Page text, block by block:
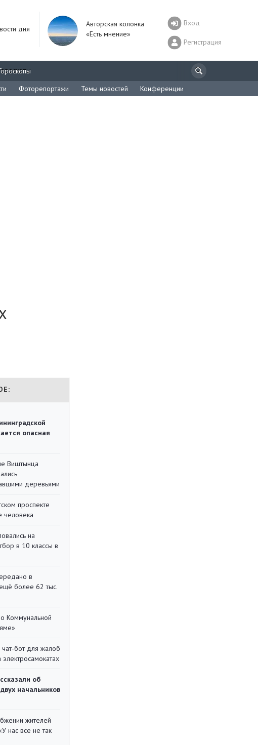
дня
Авторская колонка
«Есть мнение»
Вход
Регистрация
Фоторепортажи Темы новостей Конференции
опасная
Виштынца
деревьями
проспекте
человека
на
в 10 классы в
в
более 62 тыс.
Коммунальной
чат-бот для жалоб
об
начальников
жителей
нас все не так